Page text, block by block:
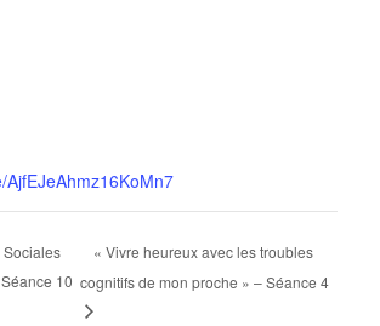
10
« Vivre heureux avec les troubles
cognitifs de mon proche » – Séance 4